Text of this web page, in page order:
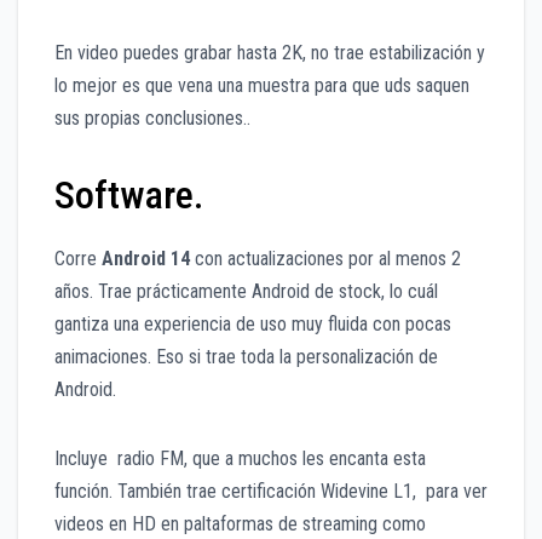
En video puedes grabar hasta 2K, no trae estabilización y
lo mejor es que vena una muestra para que uds saquen
sus propias conclusiones..
Software.
Corre Android 14con actualizaciones por al menos 2
años. Trae prácticamente Android de stock, lo cuál
gantiza una experiencia de uso muy fluida con pocas
animaciones. Eso si trae toda la personalización de
Android.
Incluye radio FM, que a muchos les encanta esta
función. También trae certificación Widevine L1, para ver
videos en HD en paltaformas de streaming como